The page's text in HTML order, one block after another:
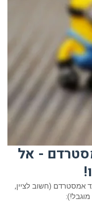
- אל
ליעד אמסטרדם (חשוב לציין,
מוגבל!):